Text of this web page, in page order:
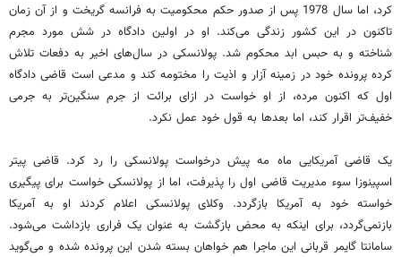
کرد، اما سال 1978 پس از صدور حکم محکومیت به فرانسه گریخت و از آن زمان
تاکنون در این کشور زندگی می‌کند. او در اولین دادگاه در شش مورد مجرم
شناخته و به حبس ابد محکوم شد. پولانسکی در سال‌های اخیر به دفعات تلاش
کرده پرونده خود در زمینه آزار و اذیت را مختومه کند و مدعی است قاضی دادگاه
اول که اکنون مرده، از او خواست در ازای برائت از جرم سنگین‌تر به جرمی
خفیف‌تر اقرار کند، اما بعدها به قول خود عمل نکرد.
یک قاضی آمریکایی ماه مه پیش درخواست پولانسکی را رد کرد. قاضی پیتر
اسپینوزا سوء مدیریت قاضی اول را پذیرفت، اما از پولانسکی خواست برای پیگیری
خواسته خود به آمریکا بازگردد. وکلای پولانسکی اعلام کردند او به آمریکا
بازنمی‌گردد، برای اینکه به محض بازگشت به عنوان یک فراری بازداشت می‌شود.
سامانتا گایمر قربانی این ماجرا هم خواهان بسته شدن این پرونده شده و می‌گوید